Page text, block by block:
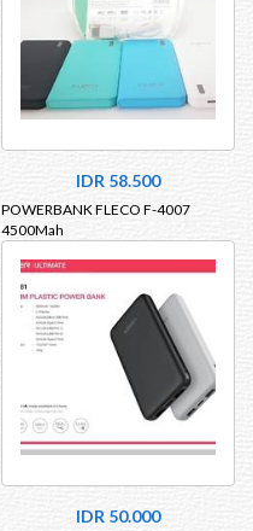
IDR 58.500
POWERBANK FLECO F-4007
4500Mah
IDR 50.000